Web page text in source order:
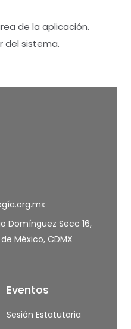
de la aplicación.
del sistema.
Domínguez Secc 16,
México, CDMX
Eventos
Sesión Estatutaria